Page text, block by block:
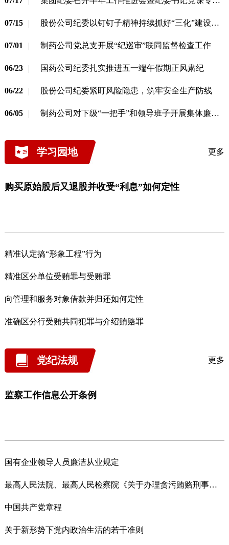
07/15 股份公司纪委以钉钉子精神持续抓好“三化”建设年行动
07/01 制药公司党总支开展“纪巡审”联同监督检查工作
06/23 国药公司纪委扎实推进五一端午假期正风肃纪
06/22 股份公司纪委紧盯风险隐患，筑牢安全生产防线
06/05 制药公司对下级“一把手”和领导班子开展集体廉洁谈话
学习园地 更多
购买原始股后又退股并收受“利息”如何定性
精准认定搞“形象工程”行为
精准区分单位受贿罪与受贿罪
向管理和服务对象借款并归还如何定性
准确区分行受贿共同犯罪与介绍贿赂罪
党纪法规 更多
监察工作信息公开条例
国有企业领导人员廉洁从业规定
最高人民法院、最高人民检察院《关于办理贪污贿赂刑事案件适用法律若干问题的解释（二）》
中国共产党章程
关于新形势下党内政治生活的若干准则